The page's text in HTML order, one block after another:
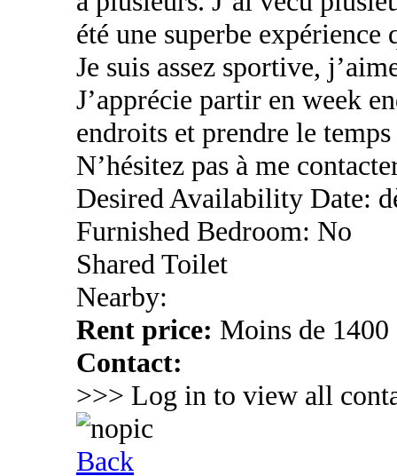
été une superbe
Je suis assez sportive,
J’apprécie partir en week
endroits et prendre le
N’hésitez pas à me
Desired Availability Date:
Furnished Bedroom: No
Shared Toilet
Nearby:
Rent price: Moins de
Contact:
>>> Log in to view all
Back